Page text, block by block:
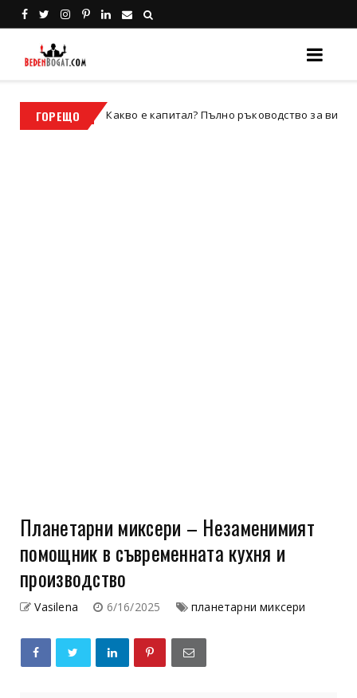
ГОРЕЩО
Какво е капитал? Пълно ръководство за видовете
Планетарни миксери – Незаменимият
помощник в съвременната кухня и
производство
Vasilena 6/16/2025 планетарни миксери